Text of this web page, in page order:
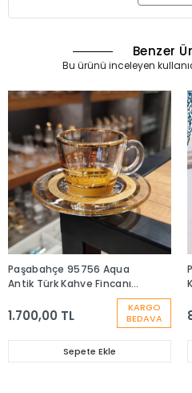
Benzer
Bu ürünü inceleyen
KARGO
BEDAVA
Paşabahçe 95756 Aqua
Antik Türk Kahve Fincanı
1.700,00 TL
Sepete Ekle